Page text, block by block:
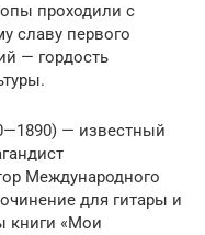
проходили с
славу первого
— гордость
— из­вестный
Международ­ного
для гитары и
книги «Мои